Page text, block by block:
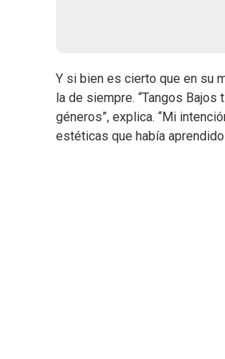
Y si bien es cierto que en su
la de siempre. “Tangos
géneros”, explica. “Mi
estéticas que había